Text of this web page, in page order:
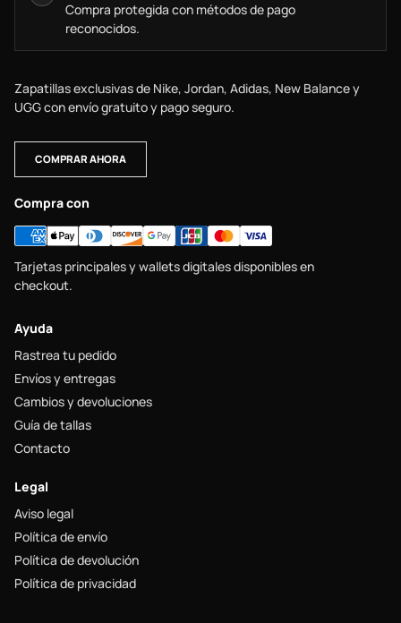
Compra protegida con métodos de pago
reconocidos.
Zapatillas exclusivas de Nike, Jordan, Adidas, New Balance y
UGG con envío gratuito y pago seguro.
COMPRAR AHORA
Compra con
Tarjetas principales y wallets digitales disponibles en
checkout.
Ayuda
Rastrea tu pedido
Envíos y entregas
Cambios y devoluciones
Guía de tallas
Contacto
Legal
Aviso legal
Política de envío
Política de devolución
Política de privacidad